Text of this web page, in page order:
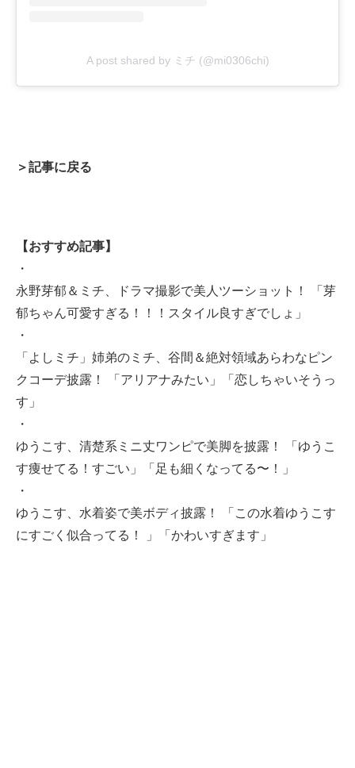
A post shared by ミチ (@mi0306chi)
＞記事に戻る
【おすすめ記事】
・
永野芽郁＆ミチ、ドラマ撮影で美人ツーショット！ 「芽
郁ちゃん可愛すぎる！！！スタイル良すぎでしょ」
・
「よしミチ」姉弟のミチ、谷間＆絶対領域あらわなピン
クコーデ披露！ 「アリアナみたい」「恋しちゃいそうっ
す」
・
ゆうこす、清楚系ミニ丈ワンピで美脚を披露！ 「ゆうこ
す痩せてる！すごい」「足も細くなってる〜！」
・
ゆうこす、水着姿で美ボディ披露！ 「この水着ゆうこす
にすごく似合ってる！ 」「かわいすぎます」